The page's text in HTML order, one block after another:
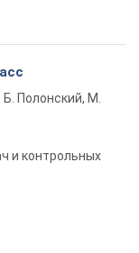
Б. Полонский, М.
и контрольных